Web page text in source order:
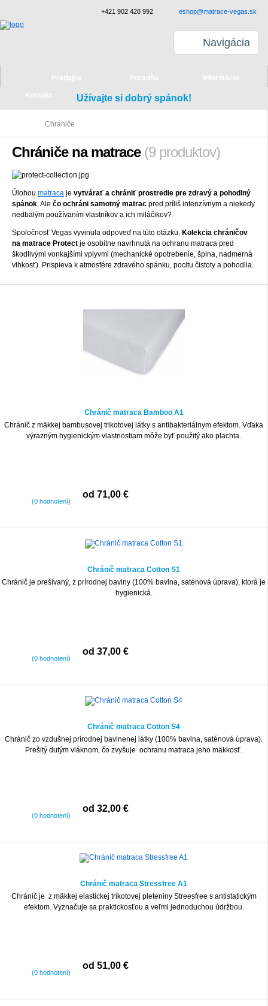
Užívajte si dobrý spánok!
Chrániče
Chrániče na matrace (9 produktov)
Úlohou matraca je vytvárať a chrániť prostredie pre zdravý a pohodlný
spánok. Ale čo ochráni samotný matrac pred príliš intenzívnym a niekedy
nedbalým používaním vlastníkov a ich miláčikov?
Spoločnosť Vegas vyvinula odpoveď na túto otázku. Kolekcia chráničov
na matrace Protect je osobitne navrhnutá na ochranu matraca pred
škodlivými vonkajšími vplyvmi (mechanické opotrebenie, špina, nadmerná
vlhkosť). Prispieva k atmosfére zdravého spánku, pocitu čistoty a pohodlia.
Chránič matraca Bamboo A1
Chránič z mäkkej bambusovej trikotovej látky s antibakteriálnym efektom. Vďaka
výrazným hygienickým vlastnostiam môže byť použitý ako plachta.
(0 hodnotení)
od 71,00 €
Chránič matraca Cotton S1
Chránič je prešívaný, z prírodnej bavlny (100% bavlna, saténová úprava), ktorá je
hygienická.
(0 hodnotení)
od 37,00 €
Chránič matraca Cotton S4
Chránič zo vzdušnej prírodnej bavlnenej látky (100% bavlna, saténová úprava).
Prešitý dutým vláknom, čo zvyšuje ochranu matraca jeho mäkkosť.
(0 hodnotení)
od 32,00 €
Chránič matraca Stressfree A1
Chránič je z mäkkej elastickej trikotovej pleteniny Streesfree s antistatickým
efektom. Vyznačuje sa praktickosťou a veľmi jednoduchou údržbou.
(0 hodnotení)
od 51,00 €
+421 902 428 992 eshop@matrace-vegas.sk
Navigácia
Predajne Poradňa Informácie
Kontakt